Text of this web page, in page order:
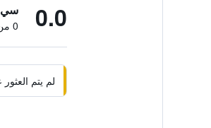
0.0 0 من التقييمات تم التحقق منها
لم يتم